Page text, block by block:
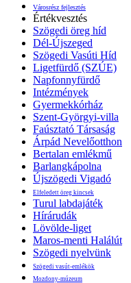
Városrész fejlesztés
Értékvesztés
Szögedi öreg híd
Dél-Újszeged
Szögedi Vasúti Híd
Ligetfürdő (SZÚE)
Napfonnyfürdő
Intézmények
Gyermekkórház
Szent-Györgyi-villa
Faúsztató Társaság
Árpád Nevelőotthon
Bertalan emlékmű
Barlangkápolna
Újszögedi Vigadó
Elfeledett öreg kincsek
Turul labdajáték
Hírárudák
Lövölde-liget
Maros-menti Halálút
Szögedi nyelvünk
Szögedi vasút-emlékök
Mozdony-múzeum